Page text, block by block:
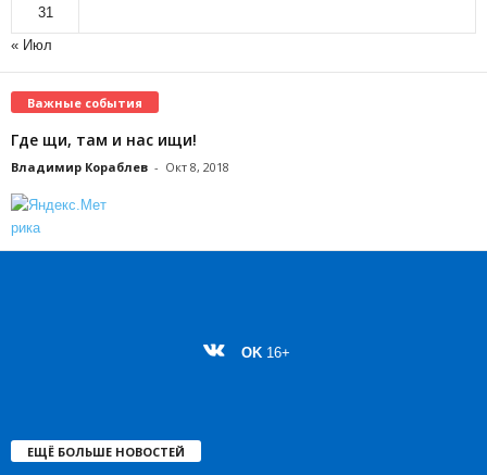
31
« Июл
Важные события
Где щи, там и нас ищи!
Владимир Кораблев - Окт 8, 2018
OK 16+
ЕЩЁ БОЛЬШЕ НОВОСТЕЙ